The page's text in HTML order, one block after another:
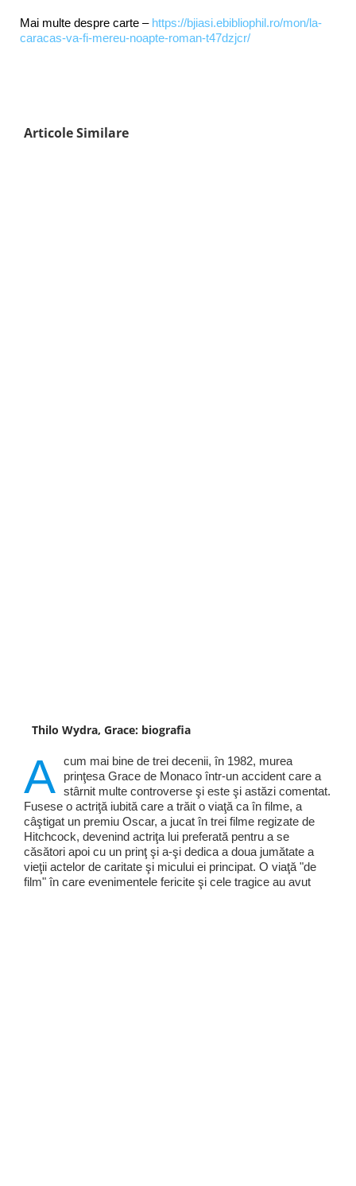
Mai multe despre carte – https://bjiasi.ebibliophil.ro/mon/la-
caracas-va-fi-mereu-noapte-roman-t47dzjcr/
Articole Similare
Thilo Wydra, Grace: biografia
A cum mai bine de trei decenii, în 1982, murea
prinţesa Grace de Monaco într-un accident care a
stârnit multe controverse şi este şi astăzi comentat.
Fusese o actriţă iubită care a trăit o viaţă ca în filme, a
câştigat un premiu Oscar, a jucat în trei filme regizate de
Hitchcock, devenind actriţa lui preferată pentru a se
căsători apoi cu un prinţ şi a-şi dedica a doua jumătate a
vieţii actelor de caritate şi micului ei principat. O viaţă "de
film" în care evenimentele fericite şi cele tragice au avut